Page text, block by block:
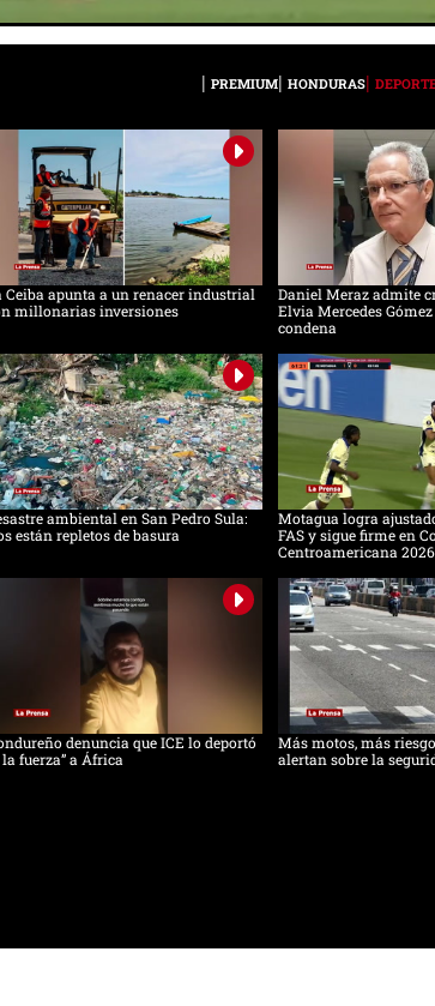
PREMIUM HONDURAS
Ceiba apunta a un renacer industrial
millonarias inversiones
Daniel Meraz admite
Elvia Mercedes
condena
ambiental en San Pedro Sula:
están repletos de basura
Motagua logra
FAS y sigue firme en
Centroamericana 2026
denuncia que ICE lo deportó
la fuerza” a África
Más motos, más
alertan sobre la